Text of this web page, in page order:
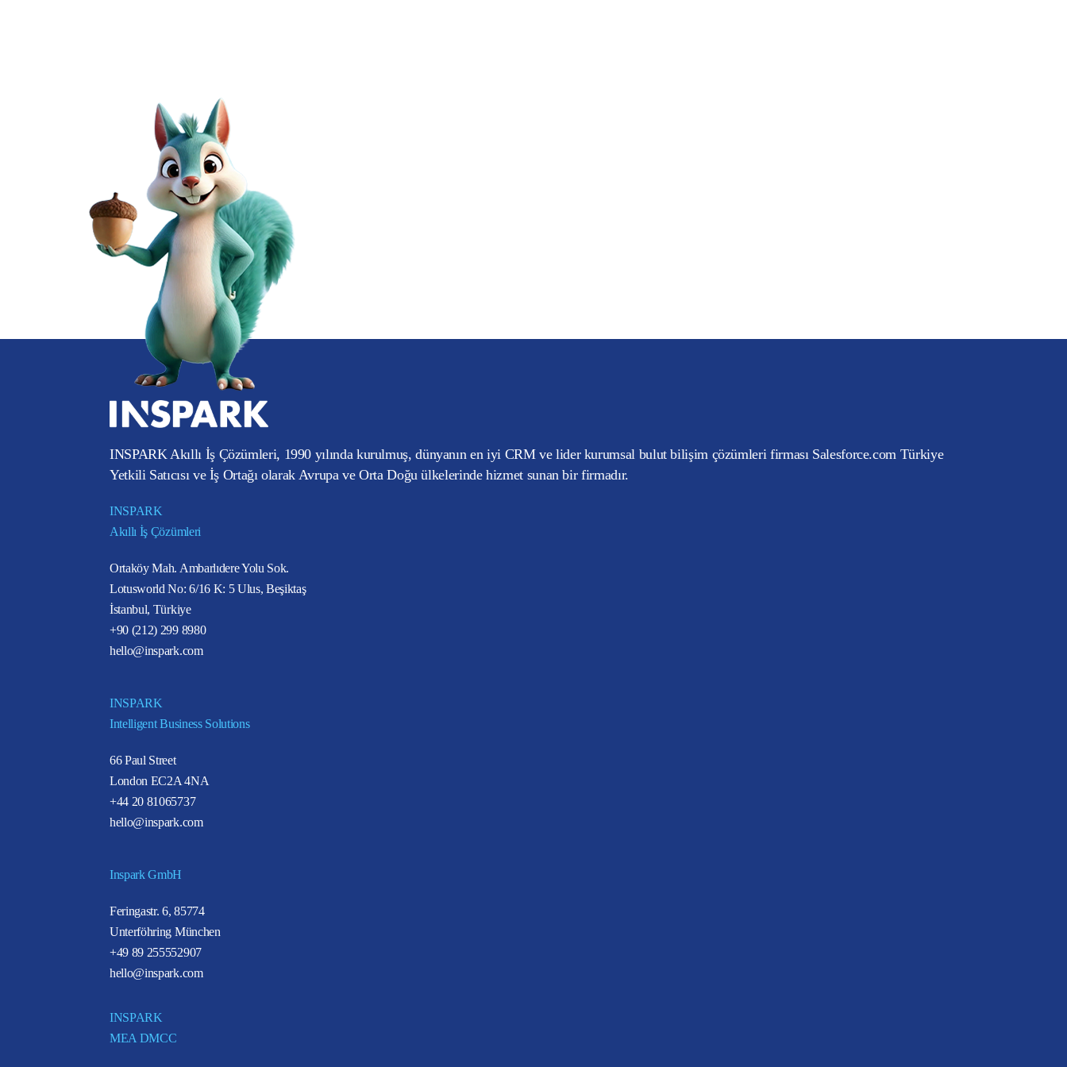
INSPARK Akıllı İş Çözümleri, 1990 yılında kurulmuş, dünyanın en iyi CRM ve lider kurumsal bulut bilişim çözümleri firması Salesforce.com Türkiye
Yetkili Satıcısı ve İş Ortağı olarak Avrupa ve Orta Doğu ülkelerinde hizmet sunan bir firmadır.
INSPARK
Akıllı İş Çözümleri
Ortaköy Mah. Ambarlıdere Yolu Sok.
Lotusworld No: 6/16 K: 5 Ulus, Beşiktaş
İstanbul, Türkiye
+90 (212) 299 8980
hello@inspark.com
INSPARK
Intelligent Business Solutions
66 Paul Street
London EC2A 4NA
+44 20 81065737
hello@inspark.com
Inspark GmbH
Feringastr. 6, 85774
Unterföhring München
+49 89 255552907
hello@inspark.com
INSPARK
MEA DMCC